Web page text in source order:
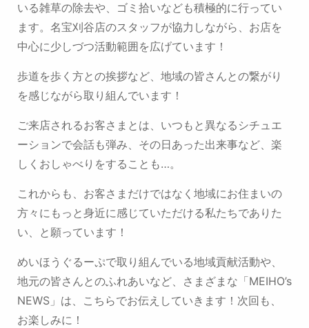
いる雑草の除去や、ゴミ拾いなども積極的に行ってい
ます。 名宝刈谷店のスタッフが協力しながら、お店を
中心に少しづつ活動範囲を広げています！
歩道を歩く方との挨拶など、地域の皆さんとの繋がり
を感じながら取り組んでいます！
ご来店されるお客さまとは、いつもと異なるシチュエ
ーションで会話も弾み、 その日あった出来事など、楽
しくおしゃべりをすることも…。
これからも、お客さまだけではなく地域にお住まいの
方々に もっと身近に感じていただける私たちでありた
い、と願っています！
めいほうぐるーぷで取り組んでいる地域貢献活動や、
地元の皆さんとのふれあいなど、 さまざまな「MEIHO’s
NEWS」は、こちらでお伝えしていきます！次回も、
お楽しみに！